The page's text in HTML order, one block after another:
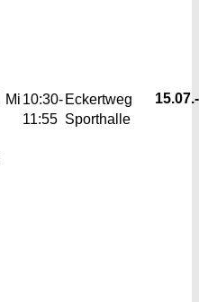
Mi 10:30-
11:55
Eckertweg
Sporthalle
15.07.-